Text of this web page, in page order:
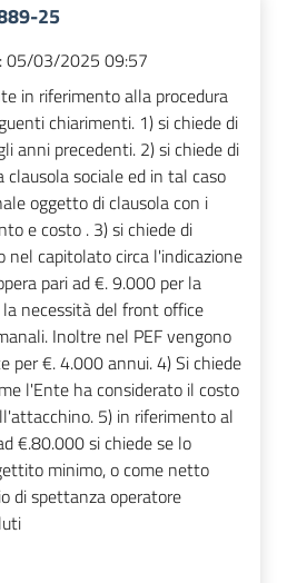
25
05/03/2025 09:57
in riferimento alla procedura
chiarimenti. 1) si chiede di
anni precedenti. 2) si chiede di
clausola sociale ed in tal caso
oggetto di clausola con i
e costo . 3) si chiede di
nel capitolato circa l'indicazione
pari ad €. 9.000 per la
necessità del front office
Inoltre nel PEF vengono
per €. 4.000 annui. 4) Si chiede
l'Ente ha considerato il costo
5) in riferimento al
€.80.000 si chiede se lo
minimo, o come netto
di spettanza operatore